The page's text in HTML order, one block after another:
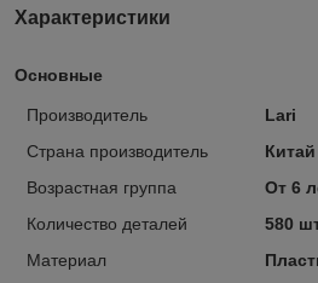
Характеристики
Основные
Производитель
Lari
Страна производитель
Китай
Возрастная группа
От 6
Количество деталей
580
Материал